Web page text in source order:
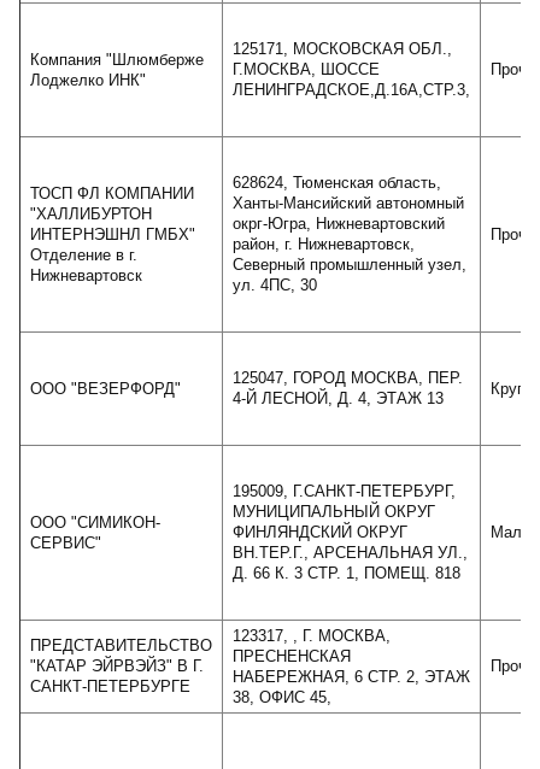
Компания "Шлюмберже
Лоджелко ИНК"
125171, МОСКОВСКАЯ ОБЛ.,
Г.МОСКВА, ШОССЕ
ЛЕНИНГРАДСКОЕ,Д.16А,СТР.3,
ТОСП ФЛ КОМПАНИИ
"ХАЛЛИБУРТОН
ИНТЕРНЭШНЛ ГМБХ"
Отделение в г.
Нижневартовск
628624, Тюменская область,
Ханты-Мансийский автономный
окрг-Югра, Нижневартовский
район, г. Нижневартовск,
Северный промышленный узел,
ул. 4ПС, 30
ООО "ВЕЗЕРФОРД"
125047, ГОРОД МОСКВА, ПЕР.
4-Й ЛЕСНОЙ, Д. 4, ЭТАЖ 13
ООО "СИМИКОН-
СЕРВИС"
195009, Г.САНКТ-ПЕТЕРБУРГ,
МУНИЦИПАЛЬНЫЙ ОКРУГ
ФИНЛЯНДСКИЙ ОКРУГ
ВН.ТЕР.Г., АРСЕНАЛЬНАЯ УЛ.,
Д. 66 К. 3 СТР. 1, ПОМЕЩ. 818
Малое
ПРЕДСТАВИТЕЛЬСТВО
"КАТАР ЭЙРВЭЙЗ" В Г.
САНКТ-ПЕТЕРБУРГЕ
123317, , Г. МОСКВА,
ПРЕСНЕНСКАЯ
НАБЕРЕЖНАЯ, 6 СТР. 2, ЭТАЖ
38, ОФИС 45,